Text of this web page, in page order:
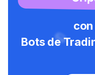
Bots de